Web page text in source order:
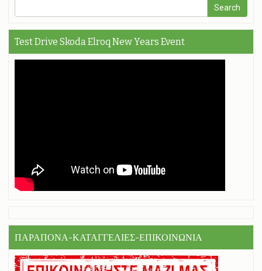
Test Drive Skoda Elroq New Years Event
ΠΑΡΑΠΟΝΑ-ΚΑΤΑΓΓΕΛΙΕΣ-ΕΠΙΚΟΙΝΩΝΙΑ